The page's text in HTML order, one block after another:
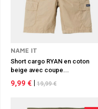
NAME IT
Short cargo RYAN en coton
beige avec coupe...
9,99 € 19,99 €